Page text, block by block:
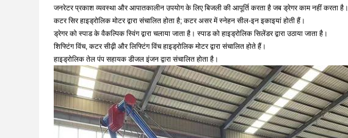
जनरेटर प्रकाश व्यवस्था और आपातकालीन उपयोग के लिए बिजली की आपूर्ति करता है जब ड्रेगर काम नहीं करता है।
कटर सिर हाइड्रोलिक मोटर द्वारा संचालित होता है; कटर असर में स्नेहन सील-इन इकाइयां होती हैं।
ड्रेगर को स्पाड के वैकल्पिक स्विंग द्वारा चलाया जाता है। स्पाड को हाइड्रोलिक सिलेंडर द्वारा उठाया जाता है।
शिफ्टिंग विंच, कटर सीढ़ी और लिफ्टिंग विंच हाइड्रोलिक मोटर द्वारा संचालित होते हैं।
हाइड्रोलिक तेल पंप सहायक डीजल इंजन द्वारा संचालित होता है।